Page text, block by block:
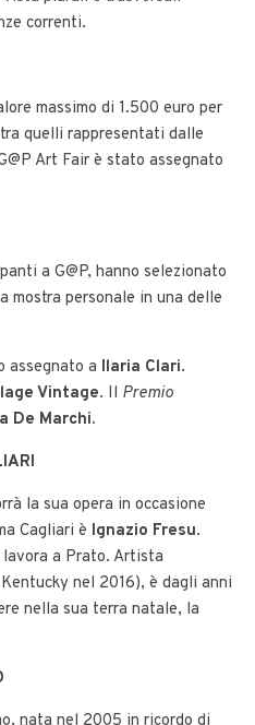
correnti.
massimo di 1.500 euro per
quelli rappresentati dalle
Art Fair è stato assegnato
a G@P, hanno selezionato
mostra personale in una delle
assegnato a Ilaria Clari.
Vintage. Il Premio
De Marchi.
la sua opera in occasione
Cagliari è Ignazio Fresu.
a Prato. Artista
nel 2016), è dagli anni
nella sua terra natale, la
nata nel 2005 in ricordo di